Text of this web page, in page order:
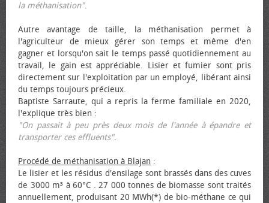
la méthanisation".
Autre avantage de taille, la méthanisation permet à
l'agriculteur de mieux gérer son temps et même d'en
gagner et lorsqu'on sait le temps passé quotidiennement au
travail, le gain est appréciable. Lisier et fumier sont pris
directement sur l'exploitation par un employé, libérant ainsi
du temps toujours précieux.
Baptiste Sarraute, qui a repris la ferme familiale en 2020,
l'explique très bien :
"On passait à peu près deux mois de l'année à épandre et
transporter ces effluents".
Procédé de méthanisation à Blajan :
Le lisier et les résidus d'ensilage sont brassés dans des cuves
de 3000 m³ à 60°C . 27 000 tonnes de biomasse sont traités
annuellement, produisant 20 MWh(*) de bio-méthane ce qui